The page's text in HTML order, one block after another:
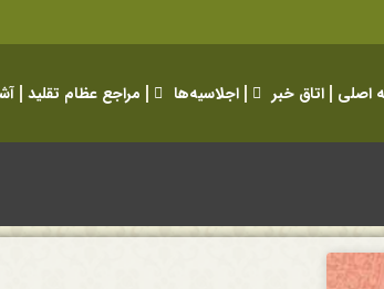
اصلی اتاق خبر اجلاسیه‌ها مراجع عظام تقلید